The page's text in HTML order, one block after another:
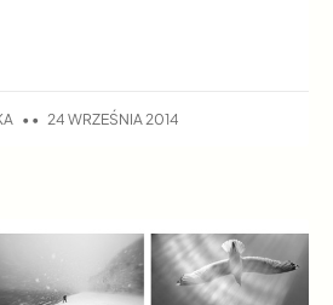
24 WRZEŚNIA 2014